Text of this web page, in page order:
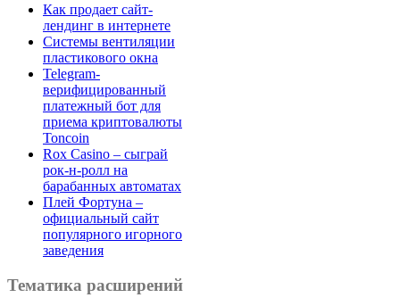
Как продает сайт-
лендинг в интернете
Системы вентиляции
пластикового окна
Telegram-
верифицированный
платежный бот для
приема криптовалюты
Toncoin
Rox Casino – сыграй
рок-н-ролл на
барабанных автоматах
Плей Фортуна –
официальный сайт
популярного игорного
заведения
Тематика расширений